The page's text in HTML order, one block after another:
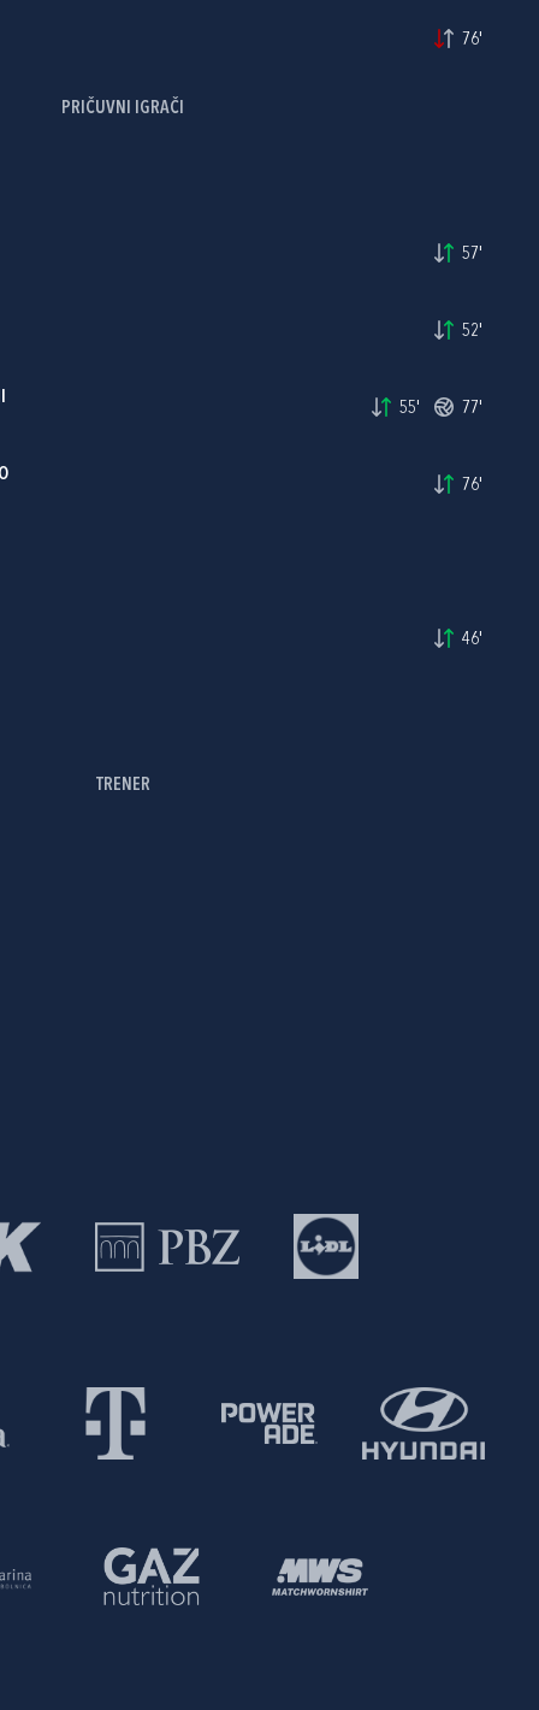
76'
PRIČUVNI IGRAČI
57'
52'
55' 77'
76'
46'
TRENER